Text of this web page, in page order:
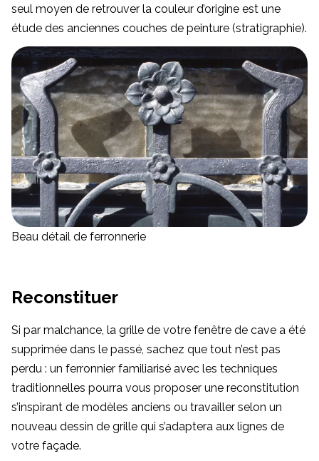
seul moyen de retrouver la couleur d’origine est une
étude des anciennes couches de peinture (stratigraphie).
Beau détail de ferronnerie
Reconstituer
Si par malchance, la grille de votre fenêtre de cave a été
supprimée dans le passé, sachez que tout n’est pas
perdu : un ferronnier familiarisé avec les techniques
traditionnelles pourra vous proposer une reconstitution
s’inspirant de modèles anciens ou travailler selon un
nouveau dessin de grille qui s’adaptera aux lignes de
votre façade.